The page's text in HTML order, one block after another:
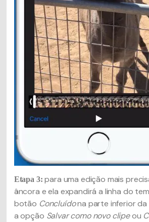
Etapa 3: para uma edição mais
âncora e ela expandirá a linha do
botão Concluídona parte inferior da
a opção Salvar como novo clipeou